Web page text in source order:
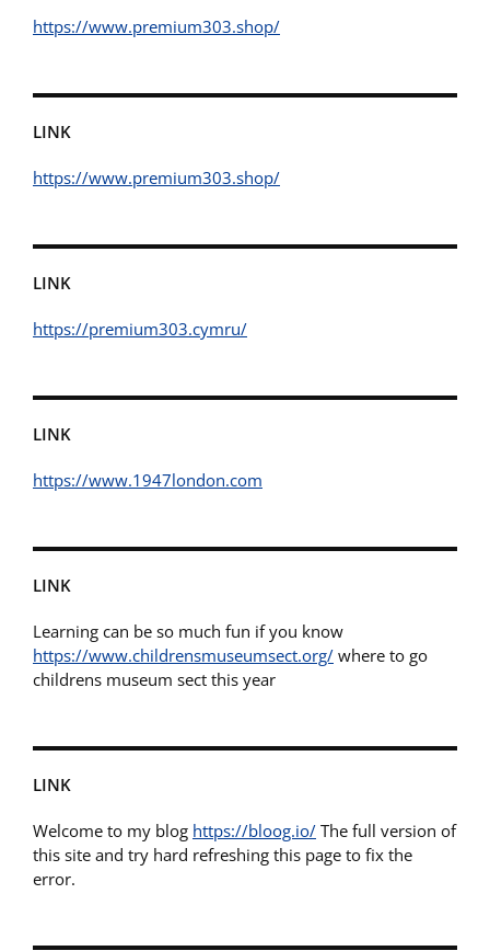
https://www.premium303.shop/
LINK
https://www.premium303.shop/
LINK
https://premium303.cymru/
LINK
https://www.1947london.com
LINK
Learning can be so much fun if you know
https://www.childrensmuseumsect.org/ where to go
childrens museum sect this year
LINK
Welcome to my blog https://bloog.io/ The full version of
this site and try hard refreshing this page to fix the
error.